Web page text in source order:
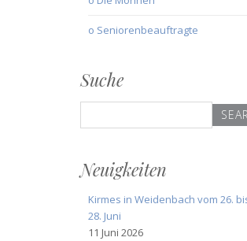
o Seniorenbeauftragte
Suche
for:
Neuigkeiten
Kirmes in Weidenbach vom 26.
28. Juni
11 Juni 2026